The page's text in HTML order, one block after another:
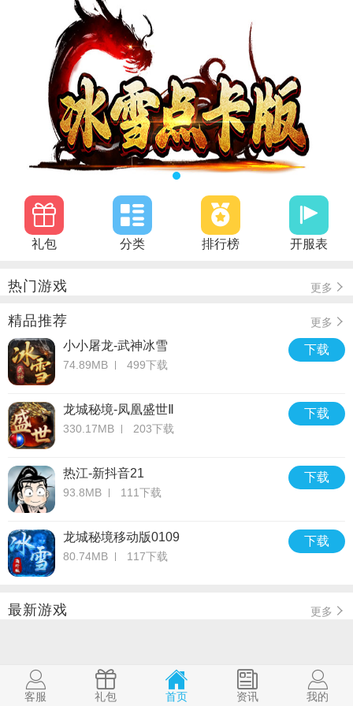
礼包 分类 排行榜 开服表
热门游戏 更多
精品推荐 更多
下载
小小屠龙-武神冰雪
74.89MB 499下载
下载
龙城秘境-凤凰盛世Ⅱ
330.17MB 203下载
下载
热江-新抖音21
93.8MB 111下载
下载
龙城秘境移动版0109
80.74MB 117下载
最新游戏 更多
客服 礼包 首页 资讯 我的